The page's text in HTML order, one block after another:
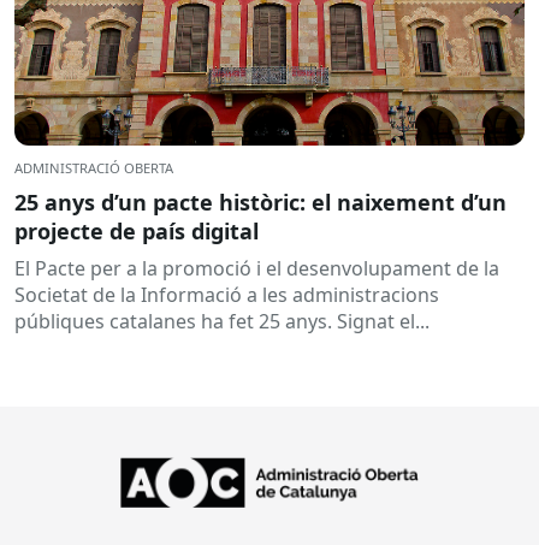
ADMINISTRACIÓ OBERTA
25 anys d’un pacte històric: el naixement d’un
projecte de país digital
El Pacte per a la promoció i el desenvolupament de la
Societat de la Informació a les administracions
públiques catalanes ha fet 25 anys. Signat el...